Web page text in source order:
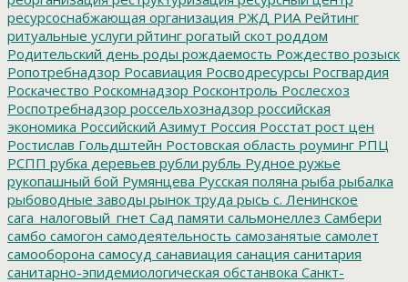
ресурсоснабжающая организация РЖД РИА Рейтинг
ритуальные услуги рйтинг рогатый скот роддом
Родительский день роды рождаемость Рождество розыск
Ропотребнадзор Росавиация Росводресурсы Росгвардия
Роскачество Роскомнадзор Росконтроль Рослесхоз
Роспотребнадзор россельхознадзор российская
экономика Российский Азимут Россия Росстат рост цен
Ростислав Гольдштейн Ростовская область роуминг РПЦ
РСПП рубка деревьев рубли рубль Рудное ружье
рукопашный бой Румянцева Русская поляна рыба рыбалка
рыбоводные заводы рынок труда рысь с. Ленинское
сага_налоговый_гнет Сад памяти сальмонеллез Самбери
самбо самогон самодеятельность самозанятые самолет
самооборона самосуд санавиация санация санитария
санитарно-эпидемиологическая обстанвока Санкт-